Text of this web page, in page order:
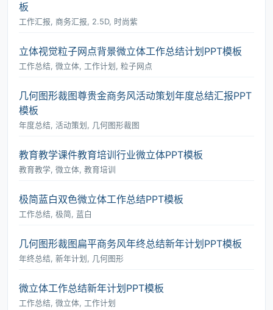
板
工作汇报, 商务汇报, 2.5D, 时尚紫
立体视觉粒子网点背景微立体工作总结计划PPT模板
工作总结, 微立体, 工作计划, 粒子网点
几何图形裁图尊贵金商务风活动策划年度总结汇报PPT
模板
年度总结, 活动策划, 几何图形裁图
教育教学课件教育培训行业微立体PPT模板
教育教学, 微立体, 教育培训
极简蓝白双色微立体工作总结PPT模板
工作总结, 极简, 蓝白
几何图形裁图扁平商务风年终总结新年计划PPT模板
年终总结, 新年计划, 几何图形
微立体工作总结新年计划PPT模板
工作总结, 微立体, 工作计划